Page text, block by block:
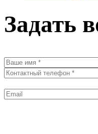
Задать